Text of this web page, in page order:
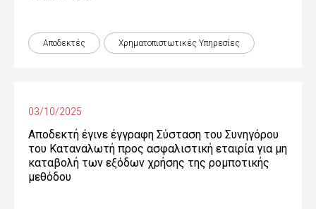
Αποδεκτές Χρηματοπιστωτικές Yπηρεσίες
03/10/2025
Αποδεκτή έγινε έγγραφη Σύσταση του Συνηγόρου
του Καταναλωτή προς ασφαλιστική εταιρία για μη
καταβολή των εξόδων χρήσης της ρομποτικής
μεθόδου